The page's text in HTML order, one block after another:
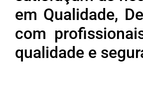
em Qualidade,
com
qualidade e